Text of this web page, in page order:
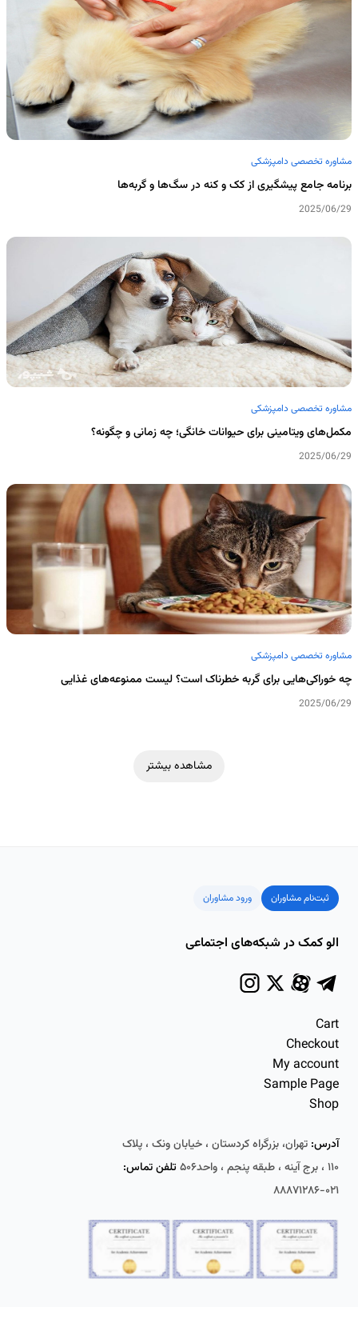
مشاوره تخصصی دامپزشکی
برنامه جامع پیشگیری از کک و کنه در سگ‌ها و گربه‌ها
2025/06/29
مشاوره تخصصی دامپزشکی
مکمل‌های ویتامینی برای حیوانات خانگی؛ چه زمانی و چگونه؟
2025/06/29
مشاوره تخصصی دامپزشکی
چه خوراکی‌هایی برای گربه خطرناک است؟ لیست ممنوعه‌های غذایی
2025/06/29
مشاهده بیشتر
ثبت‌نام مشاوران ورود مشاوران
الو کمک در شبکه‌های اجتماعی
Cart
Checkout
My account
Sample Page
Shop
آدرس: تهران، بزرگراه کردستان ، خیابان ونک ، پلاک
۱۱۰ ، برج آینه ، طبقه پنجم ، واحد۵۰۶
تلفن تماس:
۰۲۱-۸۸۸۷۱۲۸۶